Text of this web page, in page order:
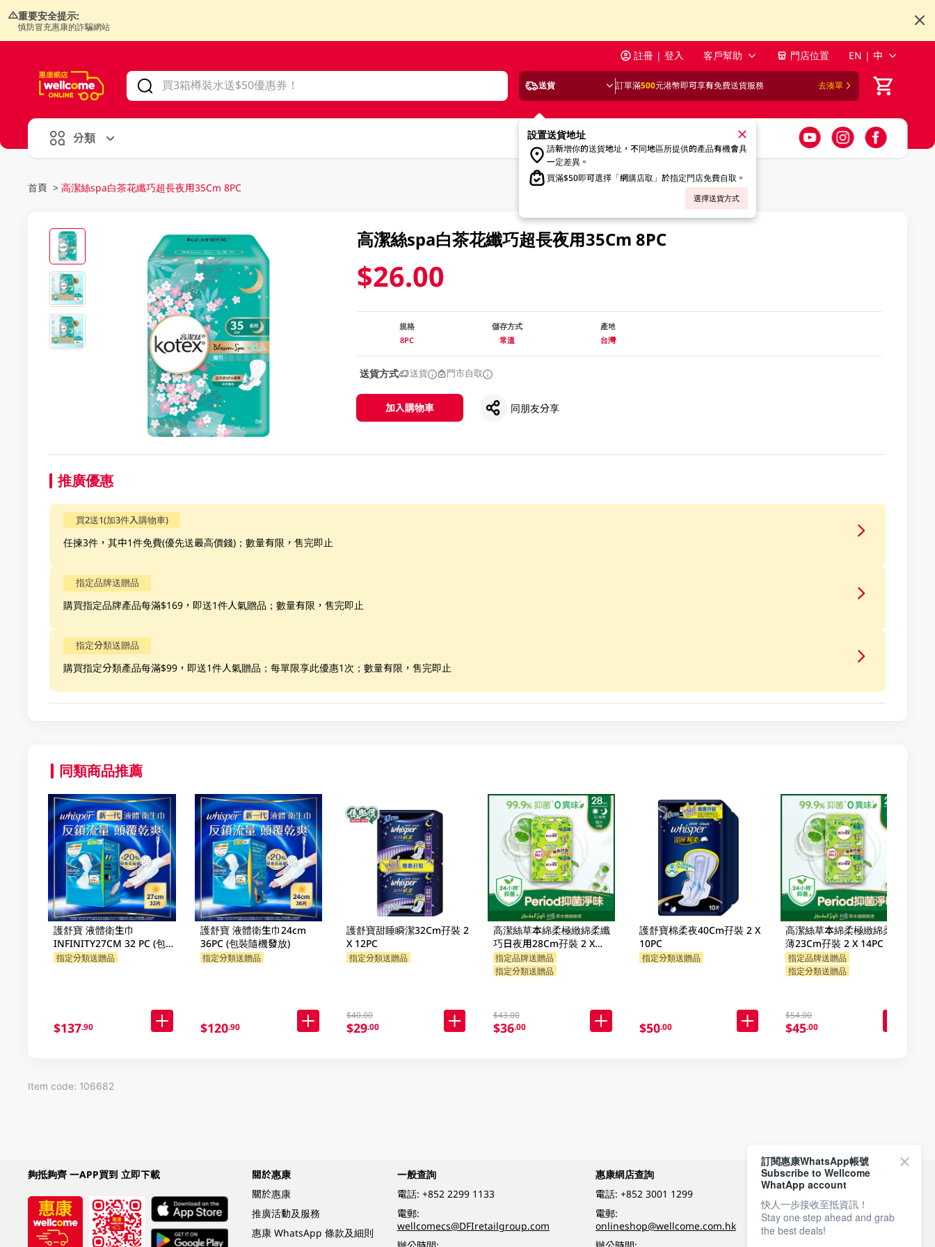
重要安全提示:
慎防冒充惠康的詐騙網站
註冊 | 登入 客戶幫助 門店位置 EN | 中
送貨 訂單滿500元港幣即可享有免費送貨服務 去湊單
設置送貨地址
請新增你的送貨地址，不同地區所提供的產品有機會具
一定差異。
買滿$50即可選擇「網購店取」於指定門店免費自取。
選擇送貨方式
分類
首頁 > 高潔絲spa白茶花纖巧超長夜用35Cm 8PC
高潔絲spa白茶花纖巧超長夜用35Cm 8PC
$26.00
規格
8PC
儲存方式
常溫
產地
台灣
送貨方式 送貨 門市自取
加入購物車 同朋友分享
推廣優惠
買2送1(加3件入購物車)
任揀3件，其中1件免費(優先送最高價錢)；數量有限，售完即止
指定品牌送贈品
購買指定品牌產品每滿$169，即送1件人氣贈品；數量有限，售完即止
指定分類送贈品
購買指定分類產品每滿$99，即送1件人氣贈品；每單限享此優惠1次；數量有限，售完即止
同類商品推薦
護舒寶 液體衛生巾
INFINITY27CM 32 PC (包裝
隨機發放)
指定分類送贈品
$137.90
護舒寶 液體衛生巾24cm
36PC (包裝隨機發放)
指定分類送贈品
$120.90
護舒寶甜睡瞬潔32Cm孖裝 2
X 12PC
指定分類送贈品
$40.00
$29.00
高潔絲草本綿柔極緻綿柔纖
巧日夜用28Cm孖裝 2 X
10PC
指定品牌送贈品
指定分類送贈品
$43.00
$36.00
護舒寶棉柔夜40Cm孖裝 2 X
10PC
指定分類送贈品
$50.00
高潔絲草本綿柔極緻綿柔超
薄23Cm孖裝 2 X 14PC
指定品牌送贈品
指定分類送贈品
$54.00
$45.00
Item code: 106682
夠抵夠齊 一APP買到 立即下載
關於惠康
關於惠康
推廣活動及服務
惠康 WhatsApp 條款及細則
一般查詢
電話: +852 2299 1133
電郵:
wellcomecs@DFIretailgroup.com
惠康網店查詢
電話: +852 3001 1299
電郵:
onlineshop@wellcome.com.hk
付款方式
關注我們
訂閱惠康WhatsApp帳號
Subscribe to Wellcome
WhatApp account
快人一步接收至抵資訊！
Stay one step ahead and grab
the best deals!